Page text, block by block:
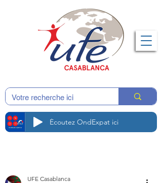
Écoutez OndExpat ici
UFE Casablanca